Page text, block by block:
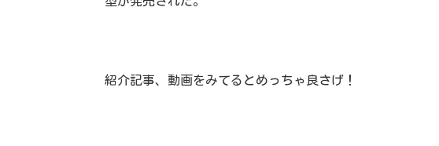
紹介記事、動画をみてるとめっちゃ良さげ！